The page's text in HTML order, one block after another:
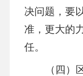
决问题 ，要
准，更大的
任。
（ 四 ）